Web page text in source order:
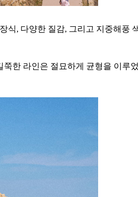
식, 다양한 질감, 그리고 지중해
한 라인은 절묘하게 균형을 이